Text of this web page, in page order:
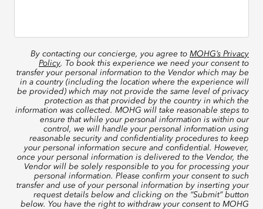
By contacting our concierge, you agree to MOHG’s Privacy
Policy. To book this experience we need your consent to
transfer your personal information to the Vendor which may be
in a country (including the location where the experience will
be provided) which may not provide the same level of privacy
protection as that provided by the country in which the
information was collected. MOHG will take reasonable steps to
ensure that while your personal information is within our
control, we will handle your personal information using
reasonable security and confidentiality procedures to keep
your personal information secure and confidential. However,
once your personal information is delivered to the Vendor, the
Vendor will be solely responsible to you for processing your
personal information. Please confirm your consent to such
transfer and use of your personal information by inserting your
request details below and clicking on the “Submit” button
below. You have the right to withdraw your consent to MOHG